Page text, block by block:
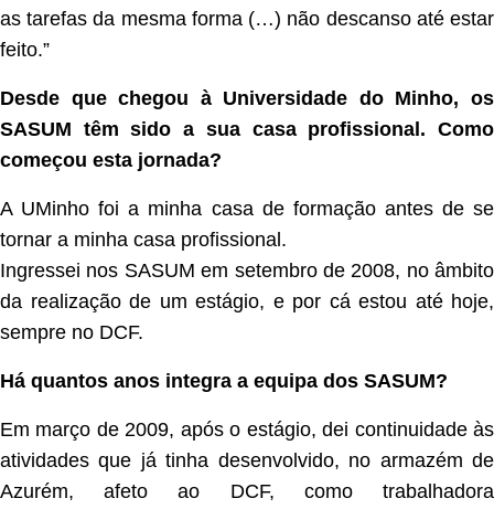
as tarefas da mesma forma (…) não descanso até estar
feito.”
Desde que chegou à Universidade do Minho, os
SASUM têm sido a sua casa profissional. Como
começou esta jornada?
A UMinho foi a minha casa de formação antes de se
tornar a minha casa profissional.
Ingressei nos SASUM em setembro de 2008, no âmbito
da realização de um estágio, e por cá estou até hoje,
sempre no DCF.
Há quantos anos integra a equipa dos SASUM?
Em março de 2009, após o estágio, dei continuidade às
atividades que já tinha desenvolvido, no armazém de
Azurém, afeto ao DCF, como trabalhadora